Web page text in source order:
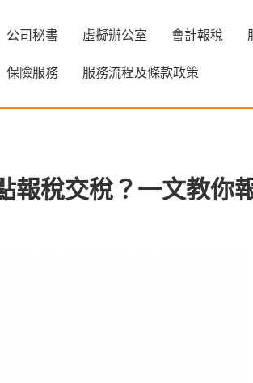
公司秘書 虛擬辦公室 會計報稅
保險服務 服務流程及條款政策
稅交稅？一文教你